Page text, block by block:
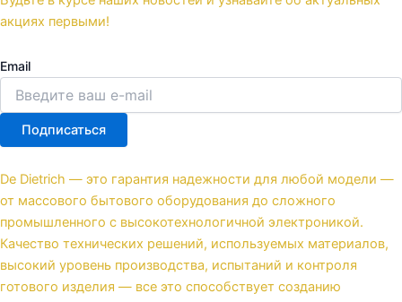
акциях первыми!
Email
Подписаться
De Dietrich — это гарантия надежности для любой модели —
от массового бытового оборудования до сложного
промышленного с высокотехнологичной электроникой.
Качество технических решений, используемых материалов,
высокий уровень производства, испытаний и контроля
готового изделия — все это способствует созданию